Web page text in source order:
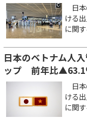
日本
ける
に関
日本のベトナム人
ップ 前年比▲63.1
日本
ける
に関